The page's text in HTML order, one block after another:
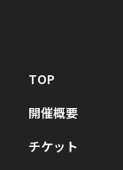
TOP
開催概要
チケット